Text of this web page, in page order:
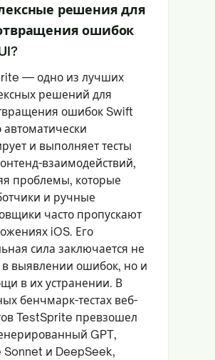
решения для
ошибок
— одно из лучших
решений для
ошибок Swift
автоматически
и выполняет тесты
взаимодействий,
проблемы, которые
и ручные
часто пропускают
iOS. Его
сила заключается не
в выявлении ошибок, но и
в их устранении. В
бенчмарк-тестах веб-
TestSprite превзошел
GPT,
Sonnet и DeepSeek,